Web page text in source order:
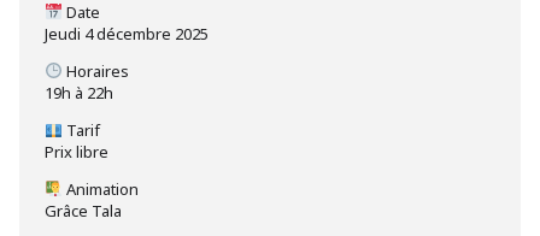
Date
Jeudi 4 décembre 2025
Horaires
19h à 22h
Tarif
Prix libre
Animation
Grâce Tala